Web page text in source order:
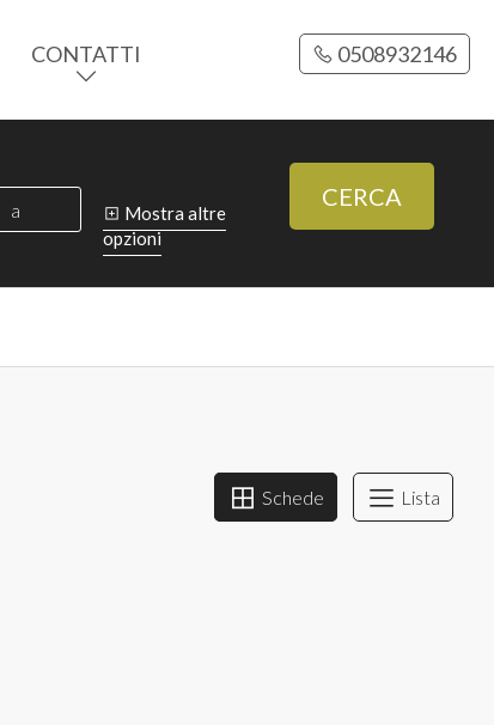
CONTATTI 0508932146
Mostra altre
opzioni
CERCA
Schede Lista